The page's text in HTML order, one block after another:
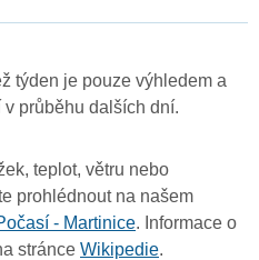
týden je pouze výhledem a
v průběhu dalších dní.
teplot, větru nebo
prohlédnout na našem
- Martinice. Informace o
stránce Wikipedie.